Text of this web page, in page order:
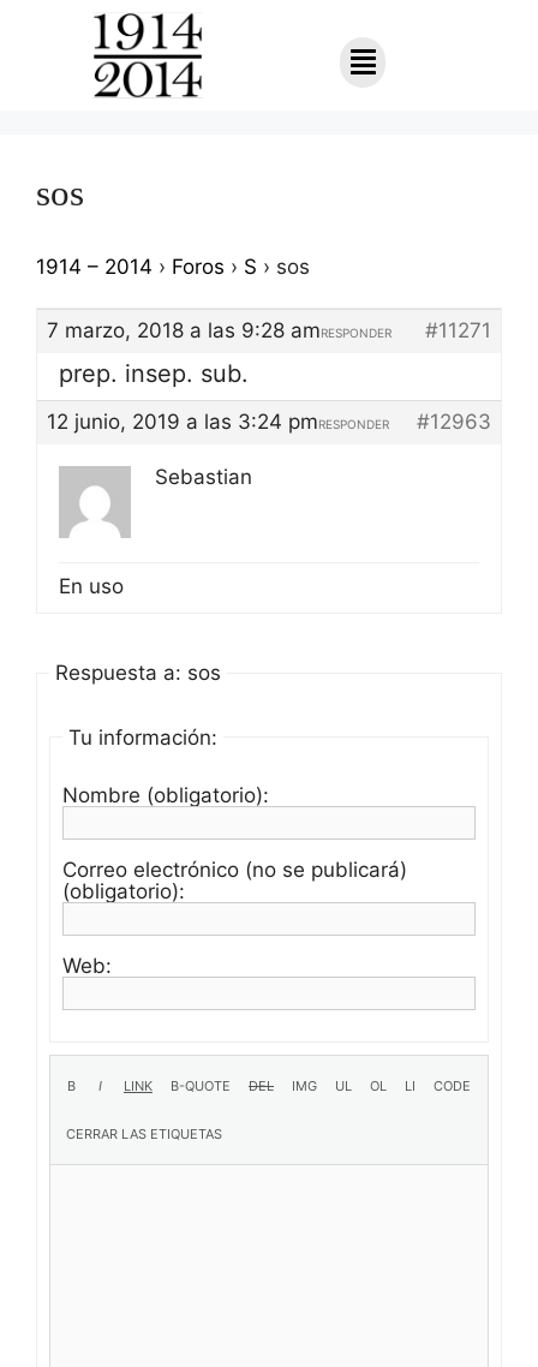
sos
1914 – 2014 › Foros › S › sos
7 marzo, 2018 a las 9:28 am #11271
RESPONDER
prep. insep. sub.
12 junio, 2019 a las 3:24 pm #12963
RESPONDER
Sebastian
En uso
Respuesta a: sos
Tu información:
Nombre (obligatorio):
Correo electrónico (no se publicará)
(obligatorio):
Web: